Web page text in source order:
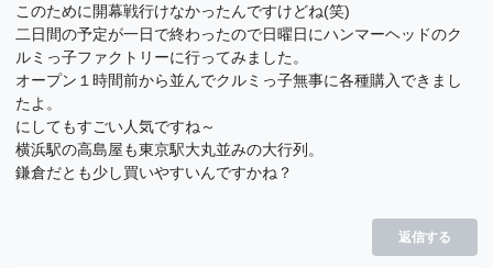
このために開幕戦行けなかったんですけどね(笑)
二日間の予定が一日で終わったので日曜日にハンマーヘッドのク
ルミっ子ファクトリーに行ってみました。
オープン１時間前から並んでクルミっ子無事に各種購入できまし
たよ。
にしてもすごい人気ですね～
横浜駅の高島屋も東京駅大丸並みの大行列。
鎌倉だとも少し買いやすいんですかね？
返信する